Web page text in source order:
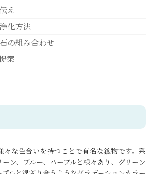
え
化方法
の組み合わせ
案
々な色合いを持つことで有名な鉱物です。系
ン、ブルー、パープルと様々あり、グリーン